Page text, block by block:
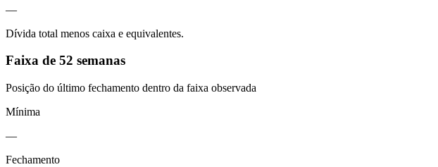
—
Dívida total menos caixa e equivalentes.
Faixa de 52 semanas
Posição do último fechamento dentro da faixa observada
Mínima
—
Fechamento